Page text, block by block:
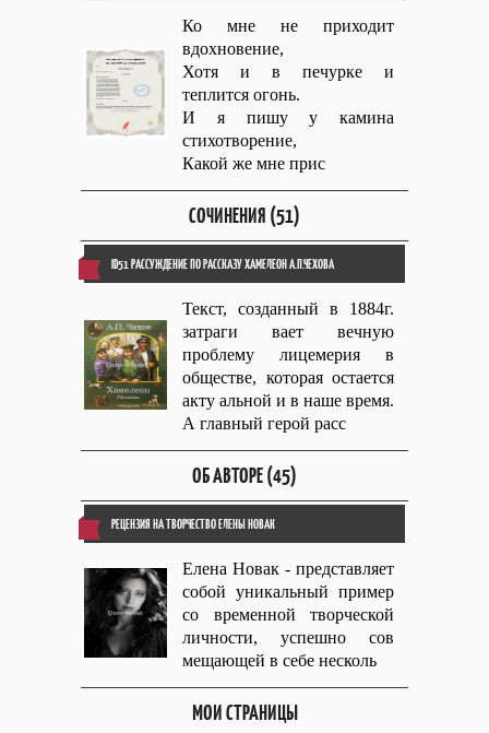
Ко мне не приходит
вдохновение,
Хотя и в печурке и
теплится огонь.
И я пишу у камина
стихотворение,
Какой же мне прис
СОЧИНЕНИЯ (51)
ID51 РАССУЖДЕНИЕ ПО РАССКАЗУ ХАМЕЛЕОН А.П.ЧЕХОВА
Текст, созданный в 1884г.
затраги вает вечную
проблему лицемерия в
обществе, которая остается
акту альной и в наше время.
А главный герой расс
ОБ АВТОРЕ (45)
РЕЦЕНЗИЯ НА ТВОРЧЕСТВО ЕЛЕНЫ НОВАК
Елена Новак - представляет
собой уникальный пример
со временной творческой
личности, успешно сов
мещающей в себе несколь
МОИ СТРАНИЦЫ